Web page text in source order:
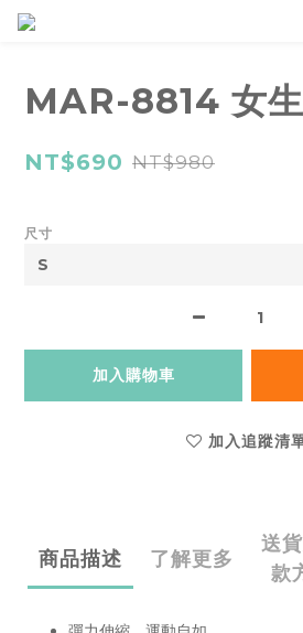
MAR-8814 女
NT$690 NT$980
尺寸
加入購物車
加入追蹤清
商品描述 了解更多
送
款